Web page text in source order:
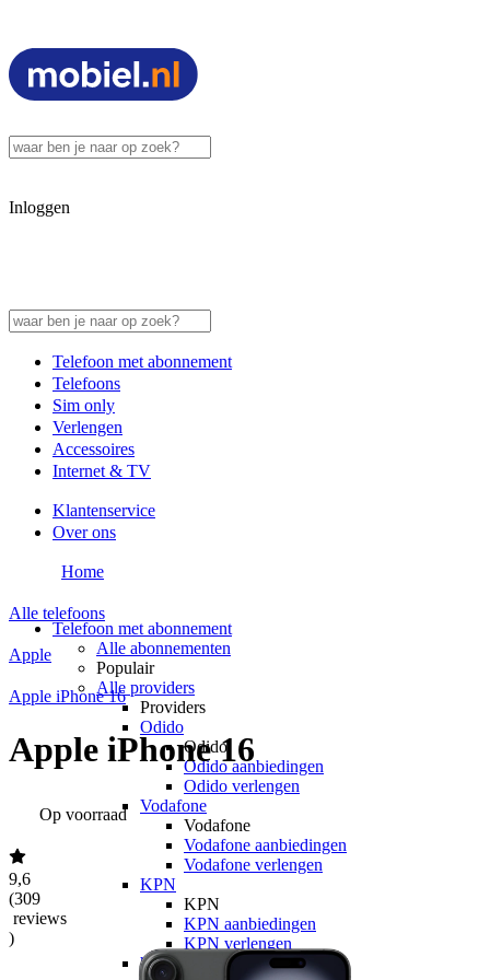
Inloggen
Telefoon met abonnement
Telefoons
Sim only
Verlengen
Accessoires
Internet & TV
Klantenservice
Over ons
Telefoon met abonnement
Alle abonnementen
Populair
Alle providers
Providers
Odido
Odido
Odido aanbiedingen
Odido verlengen
Vodafone
Vodafone
Vodafone aanbiedingen
Vodafone verlengen
KPN
KPN
KPN aanbiedingen
KPN verlengen
hollandsnieuwe
Home
Alle telefoons
Apple
Apple iPhone 16
Apple iPhone 16
Op voorraad
9,6
(309
reviews
)